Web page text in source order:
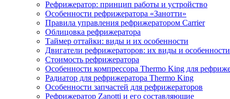
Рефрижератор: принцип работы и устройство
Особенности рефрижератора «Занотти»
Правила управления рефрижератором Carrier
Облицовка рефрижератора
Таймер оттайки: виды и их особенности
Двигатели рефрижераторов: их виды и особенности
Стоимость рефрижератора
Особенности компрессора Thermo King для
Радиатор для рефрижератора Thermo King
Особенности запчастей для рефрижераторов
Рефрижератор Zanotti и его составляющие